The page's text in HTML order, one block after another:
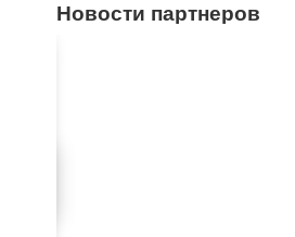
Новости партнеров